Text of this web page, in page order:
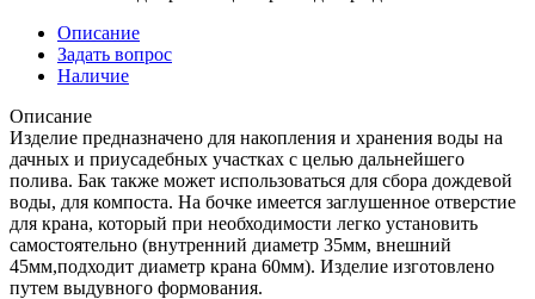
Описание
Задать вопрос
Наличие
Описание
Изделие предназначено для накопления и хранения воды на
дачных и приусадебных участках с целью дальнейшего
полива. Бак также может использоваться для сбора дождевой
воды, для компоста. На бочке имеется заглушенное отверстие
для крана, который при необходимости легко установить
самостоятельно (внутренний диаметр 35мм, внешний
45мм,подходит диаметр крана 60мм). Изделие изготовлено
путем выдувного формования.